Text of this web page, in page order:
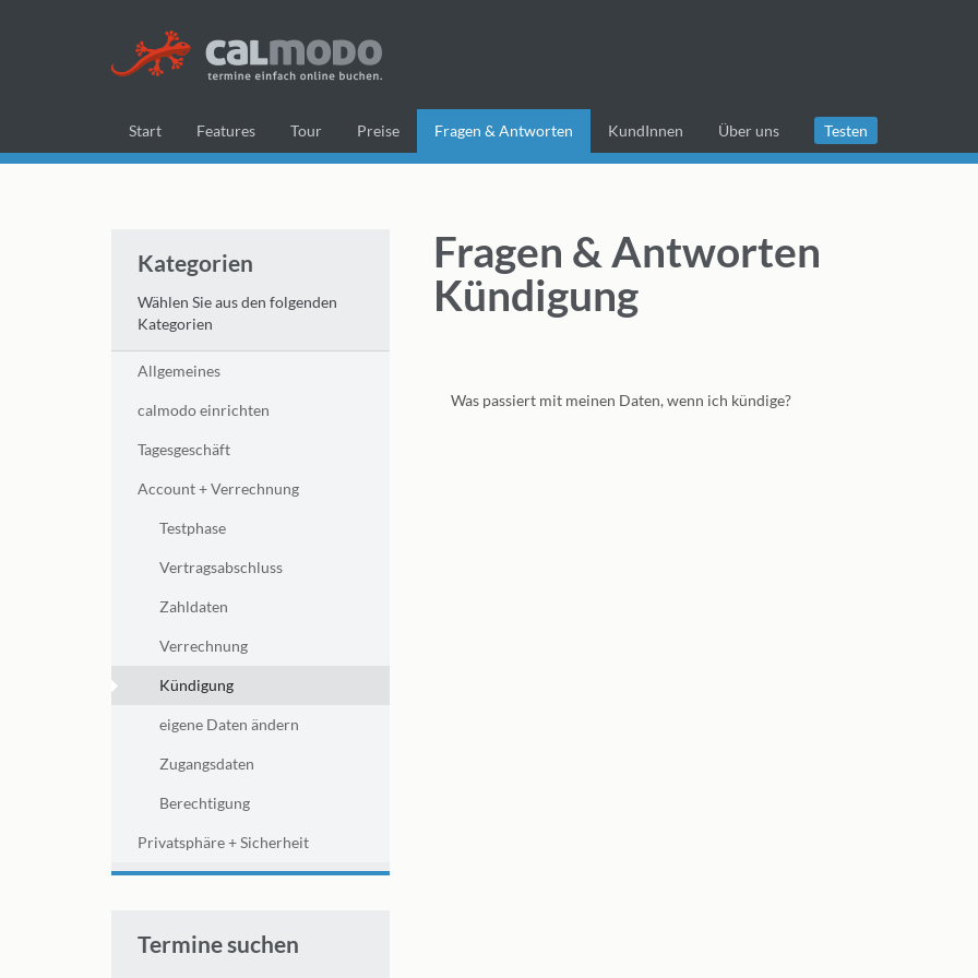
Start Features Tour Preise Fragen & Antworten KundInnen Über uns Testen
Kategorien
Wählen Sie aus den folgenden
Kategorien
Allgemeines
calmodo einrichten
Tagesgeschäft
Account + Verrechnung
Testphase
Vertragsabschluss
Zahldaten
Verrechnung
Kündigung
eigene Daten ändern
Zugangsdaten
Berechtigung
Privatsphäre + Sicherheit
Termine suchen
Fragen & Antworten
Kündigung
Was passiert mit meinen Daten, wenn ich kündige?